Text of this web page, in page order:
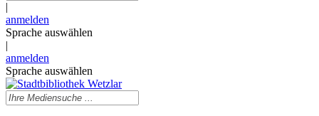
|
anmelden
Sprache auswählen
|
anmelden
Sprache auswählen